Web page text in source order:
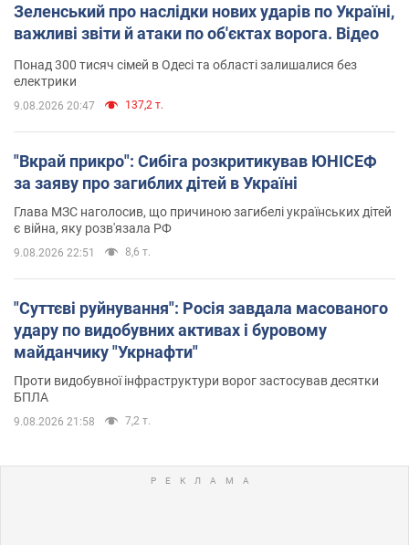
Зеленський про наслідки нових ударів по Україні,
важливі звіти й атаки по об'єктах ворога. Відео
Понад 300 тисяч сімей в Одесі та області залишалися без
електрики
9.08.2026 20:47 137,2 т.
"Вкрай прикро": Сибіга розкритикував ЮНІСЕФ
за заяву про загиблих дітей в Україні
Глава МЗС наголосив, що причиною загибелі українських дітей
є війна, яку розв'язала РФ
9.08.2026 22:51 8,6 т.
"Суттєві руйнування": Росія завдала масованого
удару по видобувних активах і буровому
майданчику "Укрнафти"
Проти видобувної інфраструктури ворог застосував десятки
БПЛА
9.08.2026 21:58 7,2 т.